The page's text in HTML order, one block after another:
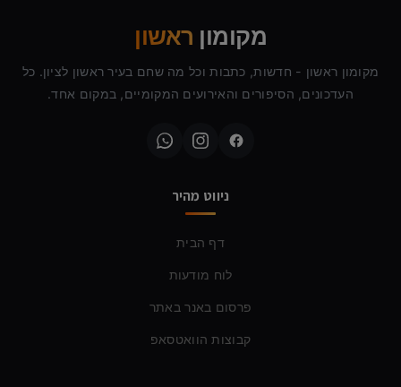
מקומון ראשון
מקומון ראשון - חדשות, כתבות וכל מה שחם בעיר ראשון לציון. כל
העדכונים, הסיפורים והאירועים המקומיים, במקום אחד.
ניווט מהיר
דף הבית
לוח מודעות
פרסום באנר באתר
קבוצות הוואטסאפ